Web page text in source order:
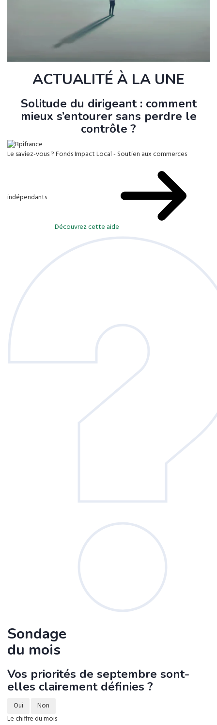
ACTUALITÉ À LA UNE
Solitude du dirigeant : comment
mieux s’entourer sans perdre le
contrôle ?
Le saviez-vous ?Fonds Impact Local - Soutien aux commerces
indépendants
Découvrez cette aide
Sondage
du mois
Vos priorités de septembre sont-
elles clairement définies ?
Oui
Non
Le chiffre du mois